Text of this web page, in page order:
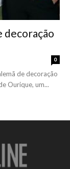
decoração
0
de decoração
Ourique, um...